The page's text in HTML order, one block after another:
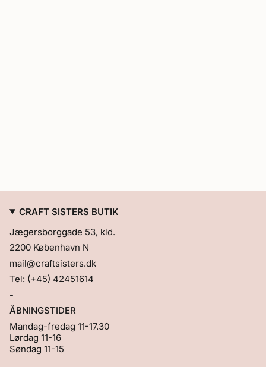
CRAFT SISTERS BUTIK
Jægersborggade 53, kld.
2200 København N
mail@craftsisters.dk
Tel: (+45) 42451614
-
ÅBNINGSTIDER
Mandag-fredag 11-17.30
Lørdag 11-16
Søndag 11-15